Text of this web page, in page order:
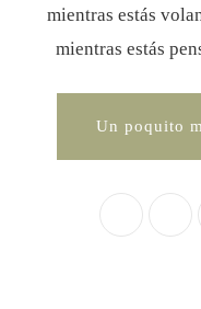
mientras estás
mientras estás
Un poquito